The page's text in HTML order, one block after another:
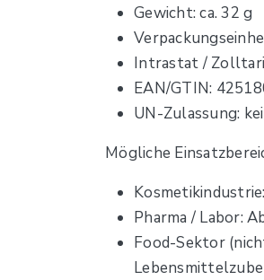
Gewicht: ca. 32 g
Intrastat /
EAN/GTIN:
UN-Zulassung:
Mögliche
Pharma / Labor:
Food-Sektor